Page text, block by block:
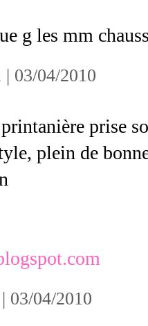
g les mm
03/04/2010
prise
plein de
| 03/04/2010